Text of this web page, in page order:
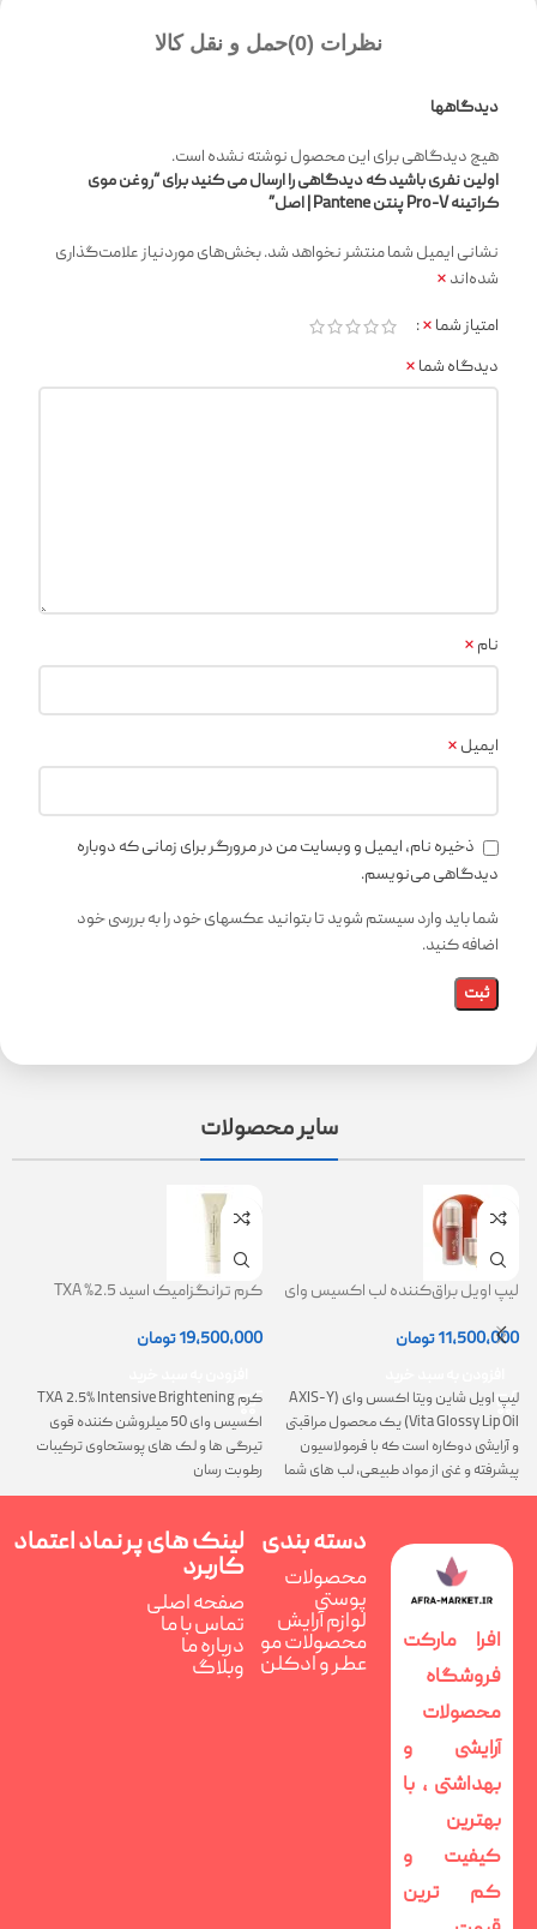
نظرات (0) حمل و نقل کالا
دیدگاهها
هیچ دیدگاهی برای این محصول نوشته نشده است.
اولین نفری باشید که دیدگاهی را ارسال می کنید برای “روغن موی
کراتینه Pro-V پنتن Pantene | اصل”
نشانی ایمیل شما منتشر نخواهد شد.بخش‌های موردنیاز علامت‌گذاری
شده‌اند *
امتیاز شما *
دیدگاه شما *
نام *
ایمیل *
ذخیره نام، ایمیل و وبسایت من در مرورگر برای زمانی که دوباره
دیدگاهی می‌نویسم.
شما باید وارد سیستم شوید تا بتوانید عکسهای خود را به بررسی خود
اضافه کنید.
سایر محصولات
لیپ اویل براق‌کننده لب اکسیس وای
11,500,000تومان
لیپ اویل شاین ویتا اکسس وای (AXIS-Y
Vita Glossy Lip Oil) یک محصول مراقبتی
و آرایشی دوکاره است که با فرمولاسیون
پیشرفته و غنی از مواد طبیعی، لب های شما
را همزمان ترمیم، تغذیه و فوق العاده
کرم ترانگزامیک اسید 2.5% TXA
19,500,000تومان
کرم TXA 2.5% Intensive Brightening
اکسیس وای 50 میلروشن کننده قوی
تیرگی ها و لک های پوستحاوی ترکیبات
رطوبت رسان
افرا مارکت
فروشگاه
محصولات
آرایشی و
بهداشتی ، با
بهترین
کیفیت و
کم ترین
دسته بندی
محصولات
پوستی
لوازم آرایش
محصولات مو
عطر و ادکلن
لینک های پر
کاربرد
صفحه اصلی
تماس با ما
درباره ما
وبلاگ
نماد اعتماد